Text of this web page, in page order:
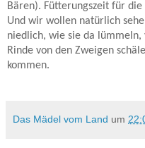
Bären). Fütterungszeit für die
Und wir wollen natürlich
niedlich, wie sie da lümmeln,
Rinde von den Zweigen
kommen.
Das Mädel vom Land um